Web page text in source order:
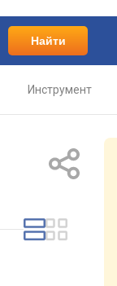
Найти
Инструмент